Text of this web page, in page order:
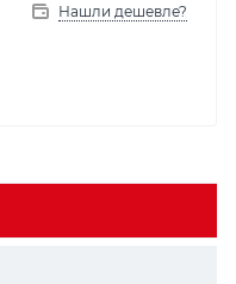
Нашли дешевле?